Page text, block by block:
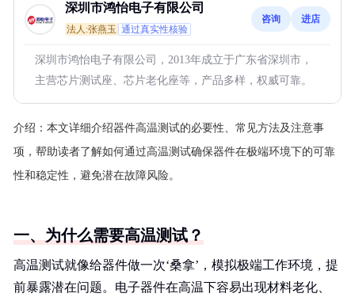
深圳市鸿怡电子有限公司
法人:张燕玉 通过真实性核验
咨询 进店
深圳市鸿怡电子有限公司，2013年成立于广东省深圳市，
主营芯片测试座、芯片老化座等，产品多样，权威可靠。
介绍： 本文详细介绍器件高温测试的必要性、常见方法及注意事
项，帮助读者了解如何通过高温测试确保器件在极端环境下的可靠
性和稳定性，避免潜在故障风险。
一、为什么需要高温测试？
高温测试就像给器件做一次‘桑拿’，模拟极端工作环境，提
前暴露潜在问题。电子器件在高温下容易出现材料老化、